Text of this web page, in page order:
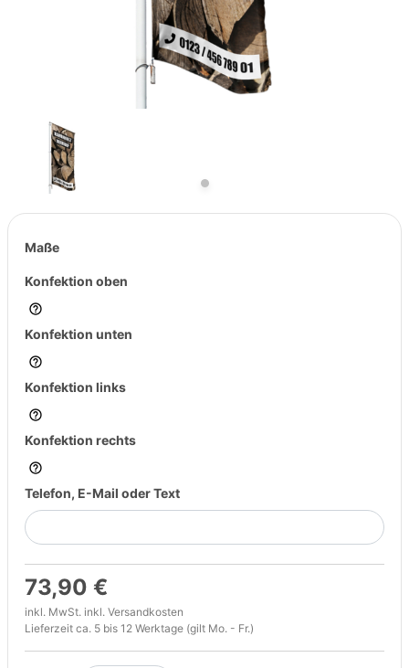
Maße
Konfektion oben
Konfektion unten
Konfektion links
Konfektion rechts
Telefon, E-Mail oder Text
73,90 €
inkl. MwSt. inkl. Versandkosten
Lieferzeit ca. 5 bis 12 Werktage (gilt Mo. - Fr.)